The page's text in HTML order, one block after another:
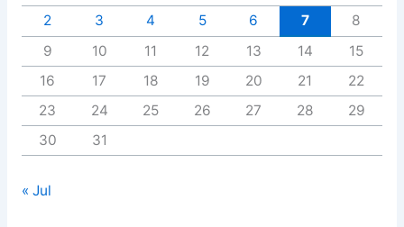
2
3 4 5 6 7
8
9
10 11 12 13 14
15
16
17 18 19 20 21
22
23
24 25 26 27 28
29
30
31
« Jul